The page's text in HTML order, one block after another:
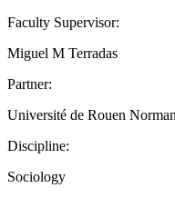
Faculty Supervisor:
Miguel M Terradas
Partner:
Université de Rouen
Discipline:
Sociology